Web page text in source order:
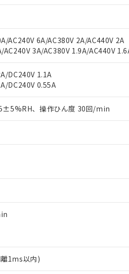
AC240V 6A/AC380V 2A/AC440V 2A
3A/AC380V 1.9A/AC440V
DC240V 1.1A
DC240V 0.55A
、操作ひん度 30回/min
1ms以内)
ご利用ください。
扱商品の当社在庫状況および標準価
、本サービスの対象外となる商品も
、記載している更新日時点での社内
客様のお取引先、またはお客様担当
の事前の承諾なく第三者に漏洩また
ービス）をご利用いただくには、I-
お客様との取引・商談に必要な範囲
報の共同利用に関して"
含有に対応した製品に切り替える予
の非含有に非対応の商品で、対応品
の非含有の対応状況を調査中または
有害物質有無と関係のない商品です。
カドミウム(Cd) 100ppm以下、
ル類(PBB) 1000ppm以下、ポリ臭化ジフェニ
1000ppm以下、フタル酸ブチルベンジル（
(DIBP) 1000ppm以下
る適用除外項目は除く。
る意図的な使用がないことを確認しています。
月が前後することがあります。
とができます。
の基準値以下であることを示します。
の基準値を超えていることを示しま
問い合わせください。
ミウム) : 100ppm、
物質が外部に漏えいし、環境に深刻
い合わせください。
場合は、日本国政府の輸出許可(また
完全に破砕するなど、違法に輸出さ
ル、化学兵器、生物兵器またはその
する場合は、上記1、2および3の内容
る キャン
いては、お客様のお取引先、またはお
情報を公開していない機種